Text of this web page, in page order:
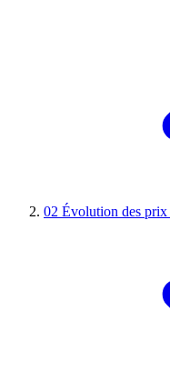
02 Évolution des prix